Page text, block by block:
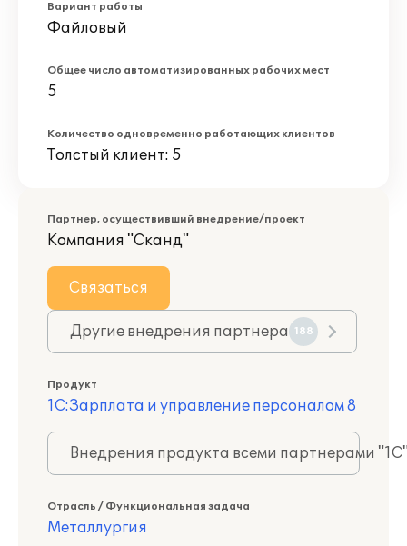
Вариант работы
Файловый
Общее число автоматизированных рабочих мест
5
Количество одновременно работающих клиентов
Толстый клиент: 5
Партнер, осуществивший внедрение/проект
Компания "Сканд"
Связаться
Другие внедрения партнера 188
Продукт
1С:Зарплата и управление персоналом 8
Внедрения продукта всеми партнерами
Отрасль / Функциональная задача
Металлургия